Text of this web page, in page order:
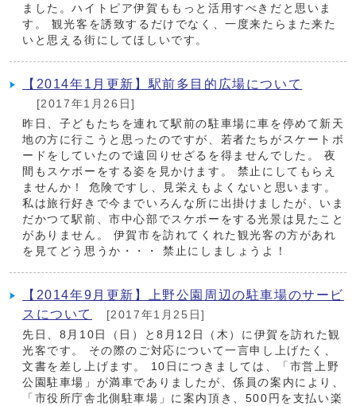
ました。ハイトピア伊賀ももっと活用すべきだと思いま
す。 観光客を誘致するだけでなく、一度来たらまた来た
いと思える街にしてほしいです。
【2014年1月更新】駅前多目的広場について
[2017年1月26日]
昨日、子どもたちを連れて駅前の駐車場に車を停めて新天
地の方に行こうと思ったのですが、若者たちがスケートボ
ードをしていたので遠回りせざるを得ませんでした。 夜
間もスケボーをする姿を見かけます。 禁止にしてもらえ
ませんか！ 危険ですし、見栄えもよくないと思います。
私は旅行好きで今までいろんな所に出掛けましたが、いま
だかつて駅前、市中心部でスケボーをする光景は見たこと
がありません。 伊賀市を訪れてくれた観光客の方があれ
を見てどう思うか・・・ 禁止にしましょうよ！
【2014年9月更新】上野公園周辺の駐車場のサービ
スについて
[2017年1月25日]
先日、8月10日（日）と8月12日（木）に伊賀を訪れた観
光客です。 その際のご対応について一言申し上げたく、
文書を差し上げます。 10日につきましては、「市営上野
公園駐車場」が満車でありましたが、係員の案内により、
「市役所庁舎北側駐車場」に案内頂き、500円を支払い楽